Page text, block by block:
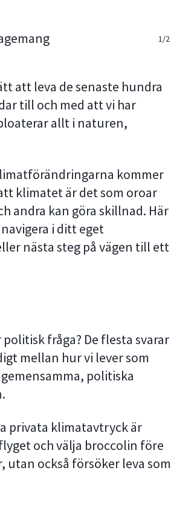
1/2
2/2
att leva de senaste hundra
till och med att vi har
allt i naturen,
kommer
klimatet är det som oroar
andra kan göra skillnad. Här
i ditt eget
nästa steg på vägen till ett
fråga? De flesta svarar
mellan hur vi lever som
politiska
privata klimatavtryck är
och välja broccolin före
utan också försöker leva som